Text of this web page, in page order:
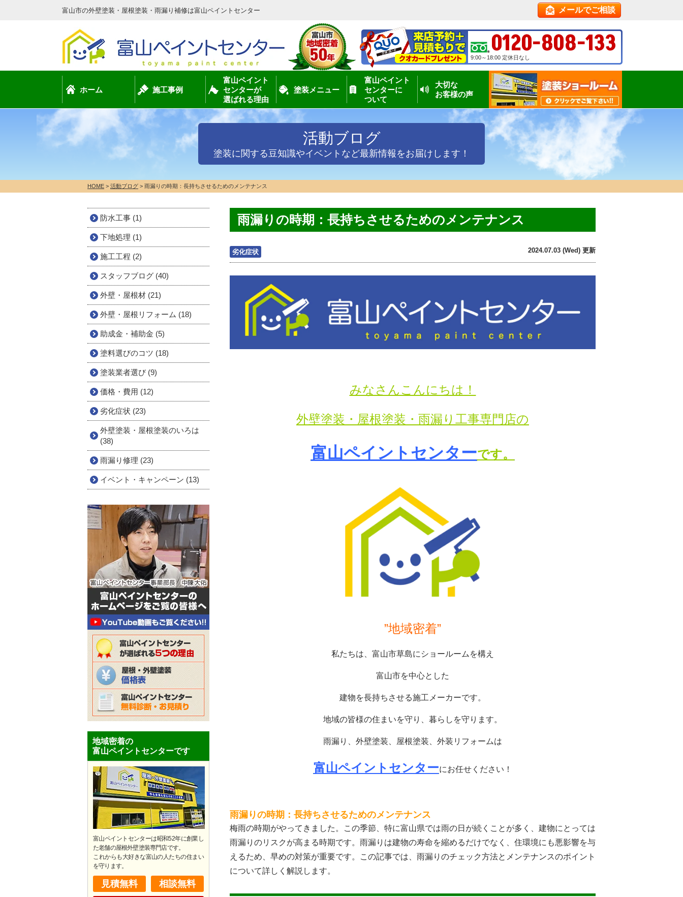
富山市の外壁塗装・屋根塗装・雨漏り補修は富山ペイントセンター メールでご相談
0120-808-133
9:00～18:00 定休日なし
ホーム 施工事例
富山ペイント
センターが
選ばれる理由
塗装メニュー
富山ペイント
センターに
ついて
大切な
お客様の声
活動ブログ
塗装に関する豆知識やイベントなど最新情報をお届けします！
HOME > 活動ブログ > 雨漏りの時期：長持ちさせるためのメンテナンス
雨漏りの時期：長持ちさせるためのメンテナンス
劣化症状 2024.07.03 (Wed) 更新
みなさんこんにちは！
外壁塗装・屋根塗装・雨漏り工事専門店の
富山ペイントセンターです。
”地域密着”
私たちは、富山市草島にショールームを構え
富山市を中心とした
建物を長持ちさせる施工メーカーです。
地域の皆様の住まいを守り、暮らしを守ります。
雨漏り、外壁塗装、屋根塗装、外装リフォームは
富山ペイントセンターにお任せください！
雨漏りの時期：長持ちさせるためのメンテナンス
梅雨の時期がやってきました。この季節、特に富山県では雨の日が続くことが多く、建物にとっては
雨漏りのリスクが高まる時期です。雨漏りは建物の寿命を縮めるだけでなく、住環境にも悪影響を与
えるため、早めの対策が重要です。この記事では、雨漏りのチェック方法とメンテナンスのポイント
について詳しく解説します。
防水工事 (1)
下地処理 (1)
施工工程 (2)
スタッフブログ (40)
外壁・屋根材 (21)
外壁・屋根リフォーム (18)
助成金・補助金 (5)
塗料選びのコツ (18)
塗装業者選び (9)
価格・費用 (12)
劣化症状 (23)
外壁塗装・屋根塗装のいろは
(38)
雨漏り修理 (23)
イベント・キャンペーン (13)
地域密着の
富山ペイントセンターです
富山ペイントセンターは昭和52年に創業し
た老舗の屋根外壁塗装専門店です。
​これからも大好きな富山の人たちの住まい
を守ります。
見積無料 相談無料